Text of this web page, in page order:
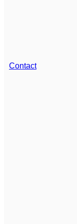
Contact